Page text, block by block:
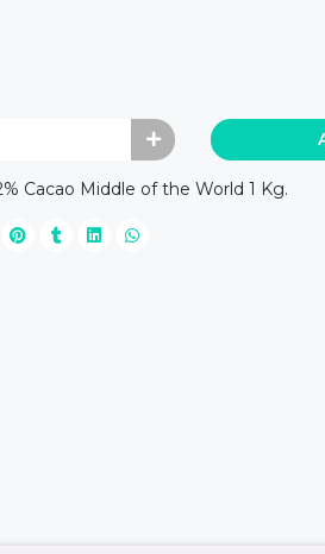
Cacao Middle of the World 1 Kg.